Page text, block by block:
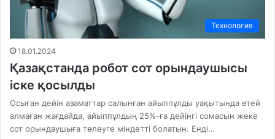
Технология
18.01.2024
Қазақстанда робот сот орындаушысы
іске қосылды
Осыған дейін азаматтар салынған айыппұлды уақытында өтей
алмаған жағдайда, айыппұлдың 25%-ға дейінгі сомасын жеке
сот орындаушыға төлеуге міндетті болатын. Енді…